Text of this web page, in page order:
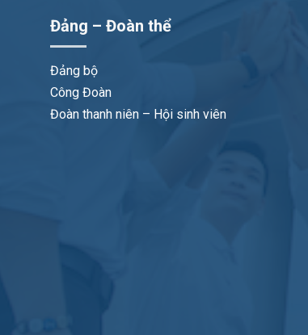
Đảng – Đoàn thể
Đảng bộ
Công Đoàn
Đoàn thanh niên – Hội sinh viên